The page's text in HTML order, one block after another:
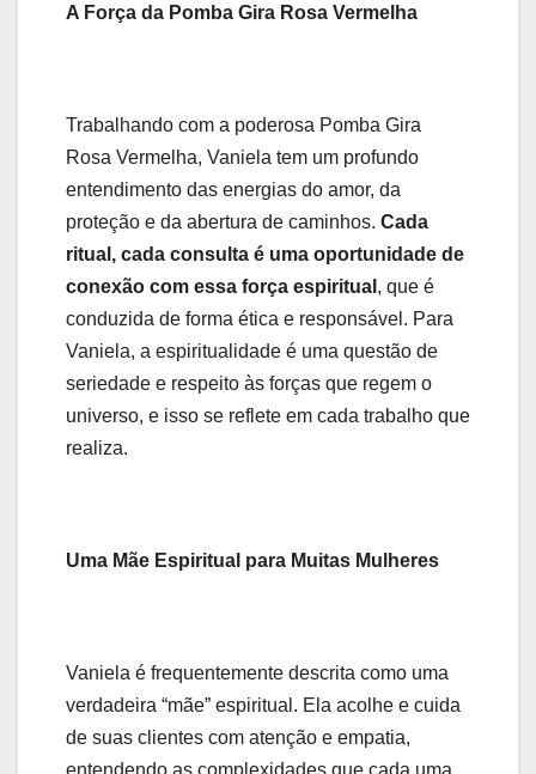
A Força da Pomba Gira Rosa Vermelha
Trabalhando com a poderosa Pomba Gira
Rosa Vermelha, Vaniela tem um profundo
entendimento das energias do amor, da
proteção e da abertura de caminhos. Cada
ritual, cada consulta é uma oportunidade de
conexão com essa força espiritual , que é
conduzida de forma ética e responsável. Para
Vaniela, a espiritualidade é uma questão de
seriedade e respeito às forças que regem o
universo, e isso se reflete em cada trabalho que
realiza.
Uma Mãe Espiritual para Muitas Mulheres
Vaniela é frequentemente descrita como uma
verdadeira “mãe” espiritual. Ela acolhe e cuida
de suas clientes com atenção e empatia,
entendendo as complexidades que cada uma